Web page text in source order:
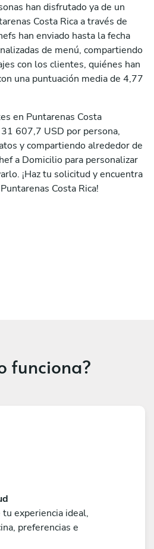
han disfrutado ya de un
Costa Rica a través de
han enviado hasta la fecha
de menú, compartiendo
con los clientes, quiénes han
una puntuación media de 4,77
en Puntarenas Costa
607,7 USD por persona,
y compartiendo alrededor de
a Domicilio para personalizar
¡Haz tu solicitud y encuentra
Costa Rica!
funciona?
experiencia ideal,
preferencias e